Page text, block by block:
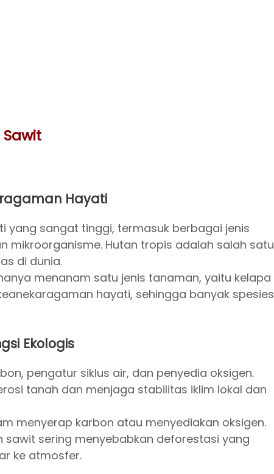
Hayati
yang sangat tinggi, termasuk berbagai jenis
mikroorganisme. Hutan tropis adalah salah satu
di dunia.
menanam satu jenis tanaman, yaitu kelapa
hayati, sehingga banyak spesies
Ekologis
pengatur siklus air, dan penyedia oksigen.
tanah dan menjaga stabilitas iklim lokal dan
menyerap karbon atau menyediakan oksigen.
sawit sering menyebabkan deforestasi yang
ke atmosfer.